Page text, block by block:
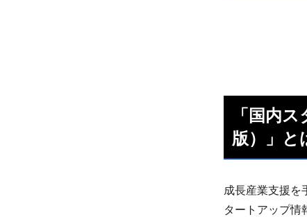
「国内
版）」と
成⻑産業支援を
タートアップ情